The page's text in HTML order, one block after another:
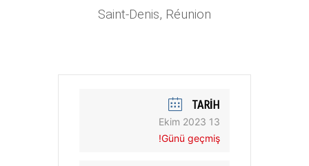
Saint-Denis, Réunion
TARIH
13 Ekim 2023
Günü geçmiş!